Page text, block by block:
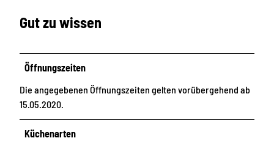
Gut zu wissen
Öffnungszeiten
Die angegebenen Öffnungszeiten gelten vorübergehend ab
15.05.2020.
Küchenarten